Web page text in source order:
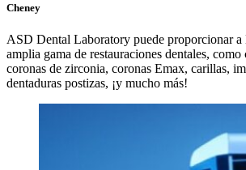
Cheney
ASD Dental Laboratory puede proporcionar a
amplia gama de restauraciones dentales,
coronas de zirconia, coronas Emax, carillas,
dentaduras postizas, ¡y mucho más!